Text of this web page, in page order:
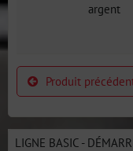
argent
Produit
LIGNE BASIC -